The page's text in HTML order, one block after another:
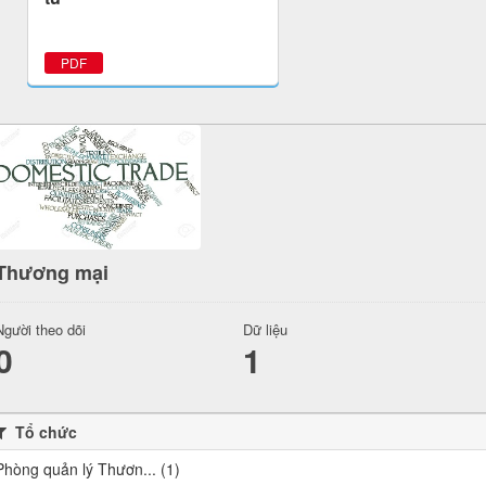
PDF
mại
theo dõi Dữ liệu
1
Tổ chức
quản lý Thươn... (1)